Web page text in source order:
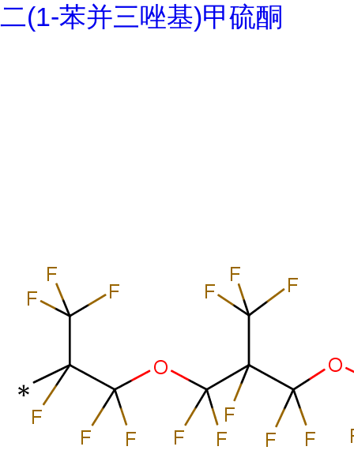
二(1-苯并三唑基)甲硫酮